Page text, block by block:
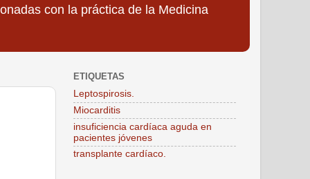
con la práctica de la Medicina
ETIQUETAS
Leptospirosis.
Miocarditis
insuficiencia cardíaca aguda en
pacientes jóvenes
transplante cardíaco.